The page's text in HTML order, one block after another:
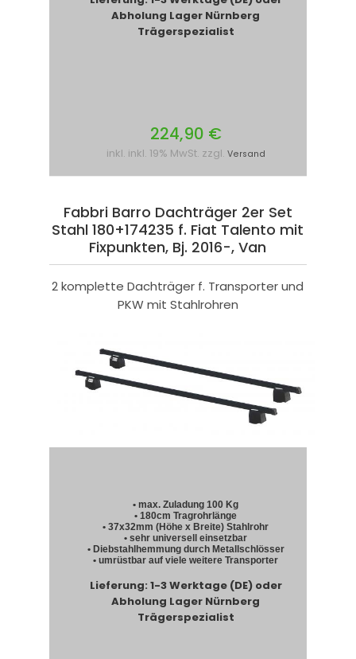
Abholung Lager Nürnberg
Trägerspezialist
224,90 €
inkl. inkl. 19% MwSt. zzgl. Versand
Fabbri Barro Dachträger 2er Set
Stahl 180+174235 f. Fiat Talento mit
Fixpunkten, Bj. 2016-, Van
2 komplette Dachträger f. Transporter und
PKW mit Stahlrohren
• max. Zuladung 100 Kg
• 180cm Tragrohrlänge
• 37x32mm (Höhe x Breite) Stahlrohr
• sehr universell einsetzbar
• Diebstahlhemmung durch Metallschlösser
• umrüstbar auf viele weitere Transporter
Lieferung: 1-3 Werktage (DE) oder
Abholung Lager Nürnberg
Trägerspezialist